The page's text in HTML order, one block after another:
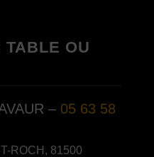
TABLE OU
– 05 63 58
ROCH, 81500